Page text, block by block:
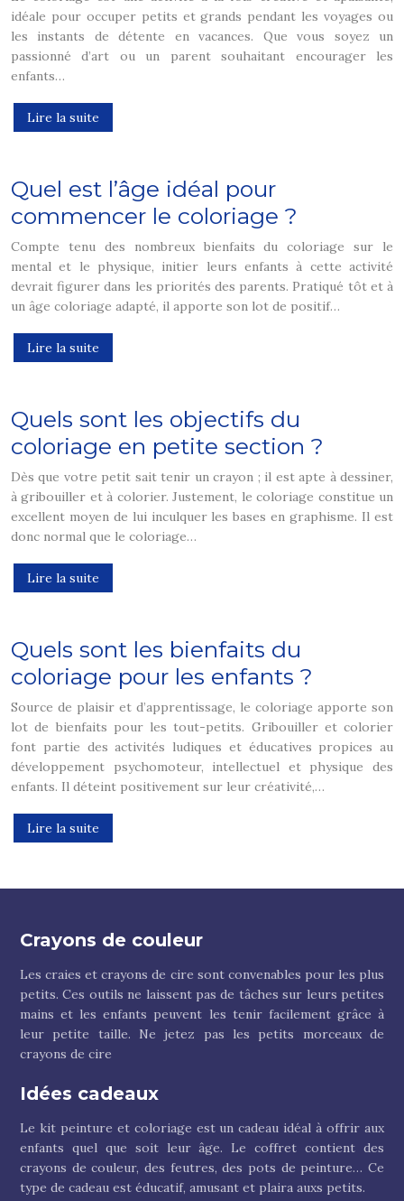
idéale pour occuper petits et grands pendant les voyages ou
les instants de détente en vacances. Que vous soyez un
passionné d’art ou un parent souhaitant encourager les
enfants…
Lire la suite
Quel est l’âge idéal pour
commencer le coloriage ?
Compte tenu des nombreux bienfaits du coloriage sur le
mental et le physique, initier leurs enfants à cette activité
devrait figurer dans les priorités des parents. Pratiqué tôt et à
un âge coloriage adapté, il apporte son lot de positif…
Lire la suite
Quels sont les objectifs du
coloriage en petite section ?
Dès que votre petit sait tenir un crayon ; il est apte à dessiner,
à gribouiller et à colorier. Justement, le coloriage constitue un
excellent moyen de lui inculquer les bases en graphisme. Il est
donc normal que le coloriage…
Lire la suite
Quels sont les bienfaits du
coloriage pour les enfants ?
Source de plaisir et d’apprentissage, le coloriage apporte son
lot de bienfaits pour les tout-petits. Gribouiller et colorier
font partie des activités ludiques et éducatives propices au
développement psychomoteur, intellectuel et physique des
enfants. Il déteint positivement sur leur créativité,…
Lire la suite
Crayons de couleur
Les craies et crayons de cire sont convenables pour les plus
petits. Ces outils ne laissent pas de tâches sur leurs petites
mains et les enfants peuvent les tenir facilement grâce à
leur petite taille. Ne jetez pas les petits morceaux de
crayons de cire
Idées cadeaux
Le kit peinture et coloriage est un cadeau idéal à offrir aux
enfants quel que soit leur âge. Le coffret contient des
crayons de couleur, des feutres, des pots de peinture… Ce
type de cadeau est éducatif, amusant et plaira auxs petits.